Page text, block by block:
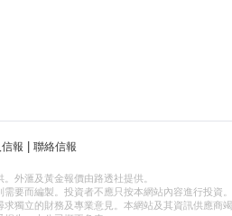
報 聯絡信報
外滙及黃金報價由路透社提供。
要而編製。投資者不應只按本網站內容進行投資
獨立的財務及專業意見。本網站及其資訊供應商